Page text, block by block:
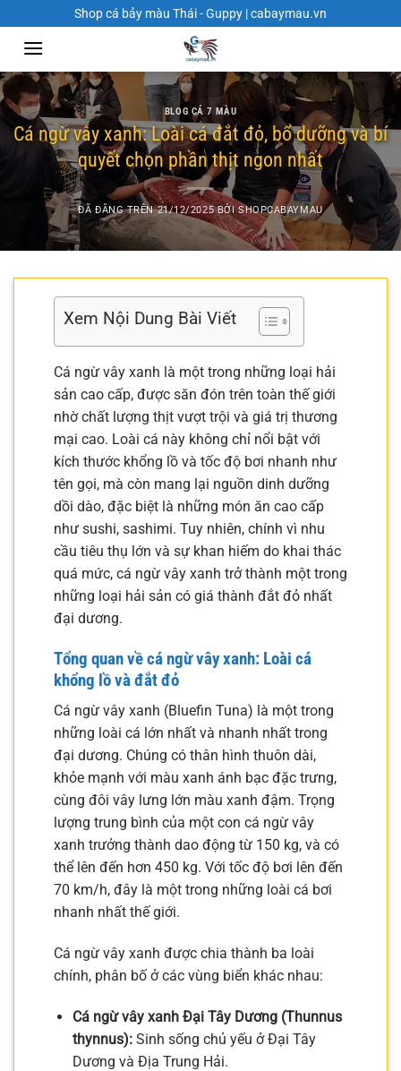
đến
dung
Shop cá bảy màu Thái - Guppy | cabaymau.vn
BLOG CÁ 7 MÀU
Cá ngừ vây xanh: Loài cá đắt đỏ, bổ dưỡng và bí
quyết chọn phần thịt ngon nhất
ĐÃ ĐĂNG TRÊN21/12/2025 BỞISHOPCABAYMAU
Xem Nội Dung Bài Viết
Cá ngừ vây xanh là một trong những loại hải
sản cao cấp, được săn đón trên toàn thế giới
nhờ chất lượng thịt vượt trội và giá trị thương
mại cao. Loài cá này không chỉ nổi bật với
kích thước khổng lồ và tốc độ bơi nhanh như
tên gọi, mà còn mang lại nguồn dinh dưỡng
dồi dào, đặc biệt là những món ăn cao cấp
như sushi, sashimi. Tuy nhiên, chính vì nhu
cầu tiêu thụ lớn và sự khan hiếm do khai thác
quá mức, cá ngừ vây xanh trở thành một trong
những loại hải sản có giá thành đắt đỏ nhất
đại dương.
Tổng quan về cá ngừ vây xanh: Loài cá
khổng lồ và đắt đỏ
Cá ngừ vây xanh (Bluefin Tuna) là một trong
những loài cá lớn nhất và nhanh nhất trong
đại dương. Chúng có thân hình thuôn dài,
khỏe mạnh với màu xanh ánh bạc đặc trưng,
cùng đôi vây lưng lớn màu xanh đậm. Trọng
lượng trung bình của một con cá ngừ vây
xanh trưởng thành dao động từ 150 kg, và có
thể lên đến hơn 450 kg. Với tốc độ bơi lên đến
70 km/h, đây là một trong những loài cá bơi
nhanh nhất thế giới.
Cá ngừ vây xanh được chia thành ba loài
chính, phân bố ở các vùng biển khác nhau:
Cá ngừ vây xanh Đại Tây Dương (Thunnus
thynnus):Sinh sống chủ yếu ở Đại Tây
Dương và Địa Trung Hải.